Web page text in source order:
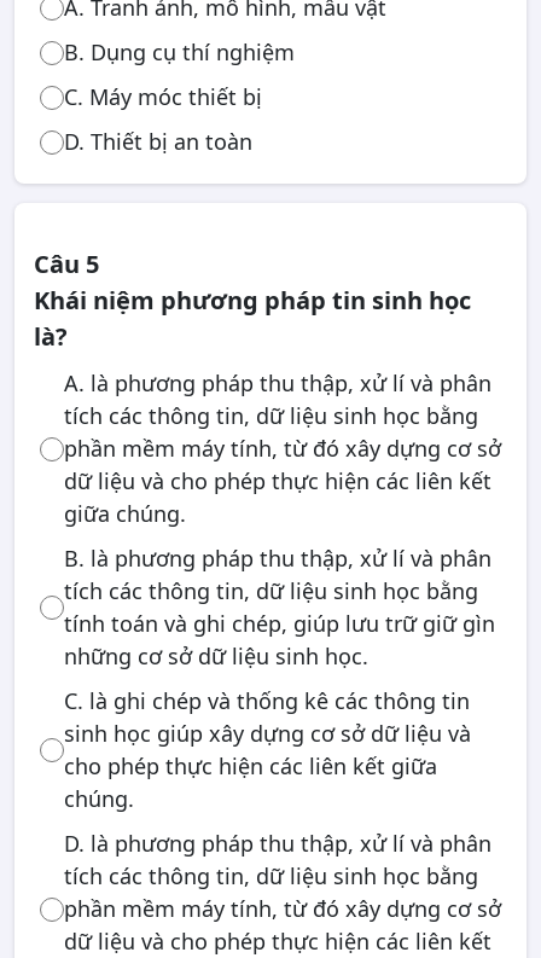
A. Tranh ảnh, mô hình, mẫu vật
B. Dụng cụ thí nghiệm
C. Máy móc thiết bị
D. Thiết bị an toàn
Câu 5
Khái niệm phương pháp tin sinh học
là?
A. là phương pháp thu thập, xử lí và phân
tích các thông tin, dữ liệu sinh học bằng
phần mềm máy tính, từ đó xây dựng cơ sở
dữ liệu và cho phép thực hiện các liên kết
giữa chúng.
B. là phương pháp thu thập, xử lí và phân
tích các thông tin, dữ liệu sinh học bằng
tính toán và ghi chép, giúp lưu trữ giữ gìn
những cơ sở dữ liệu sinh học.
C. là ghi chép và thống kê các thông tin
sinh học giúp xây dựng cơ sở dữ liệu và
cho phép thực hiện các liên kết giữa
chúng.
D. là phương pháp thu thập, xử lí và phân
tích các thông tin, dữ liệu sinh học bằng
phần mềm máy tính, từ đó xây dựng cơ sở
dữ liệu và cho phép thực hiện các liên kết